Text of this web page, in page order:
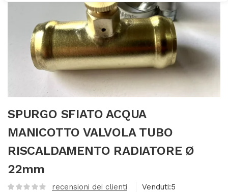
SPURGO SFIATO ACQUA
MANICOTTO VALVOLA TUBO
RISCALDAMENTO RADIATORE Ø
22mm
recensioni dei clienti Venduti:5